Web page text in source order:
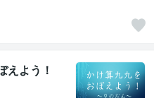
えよう！